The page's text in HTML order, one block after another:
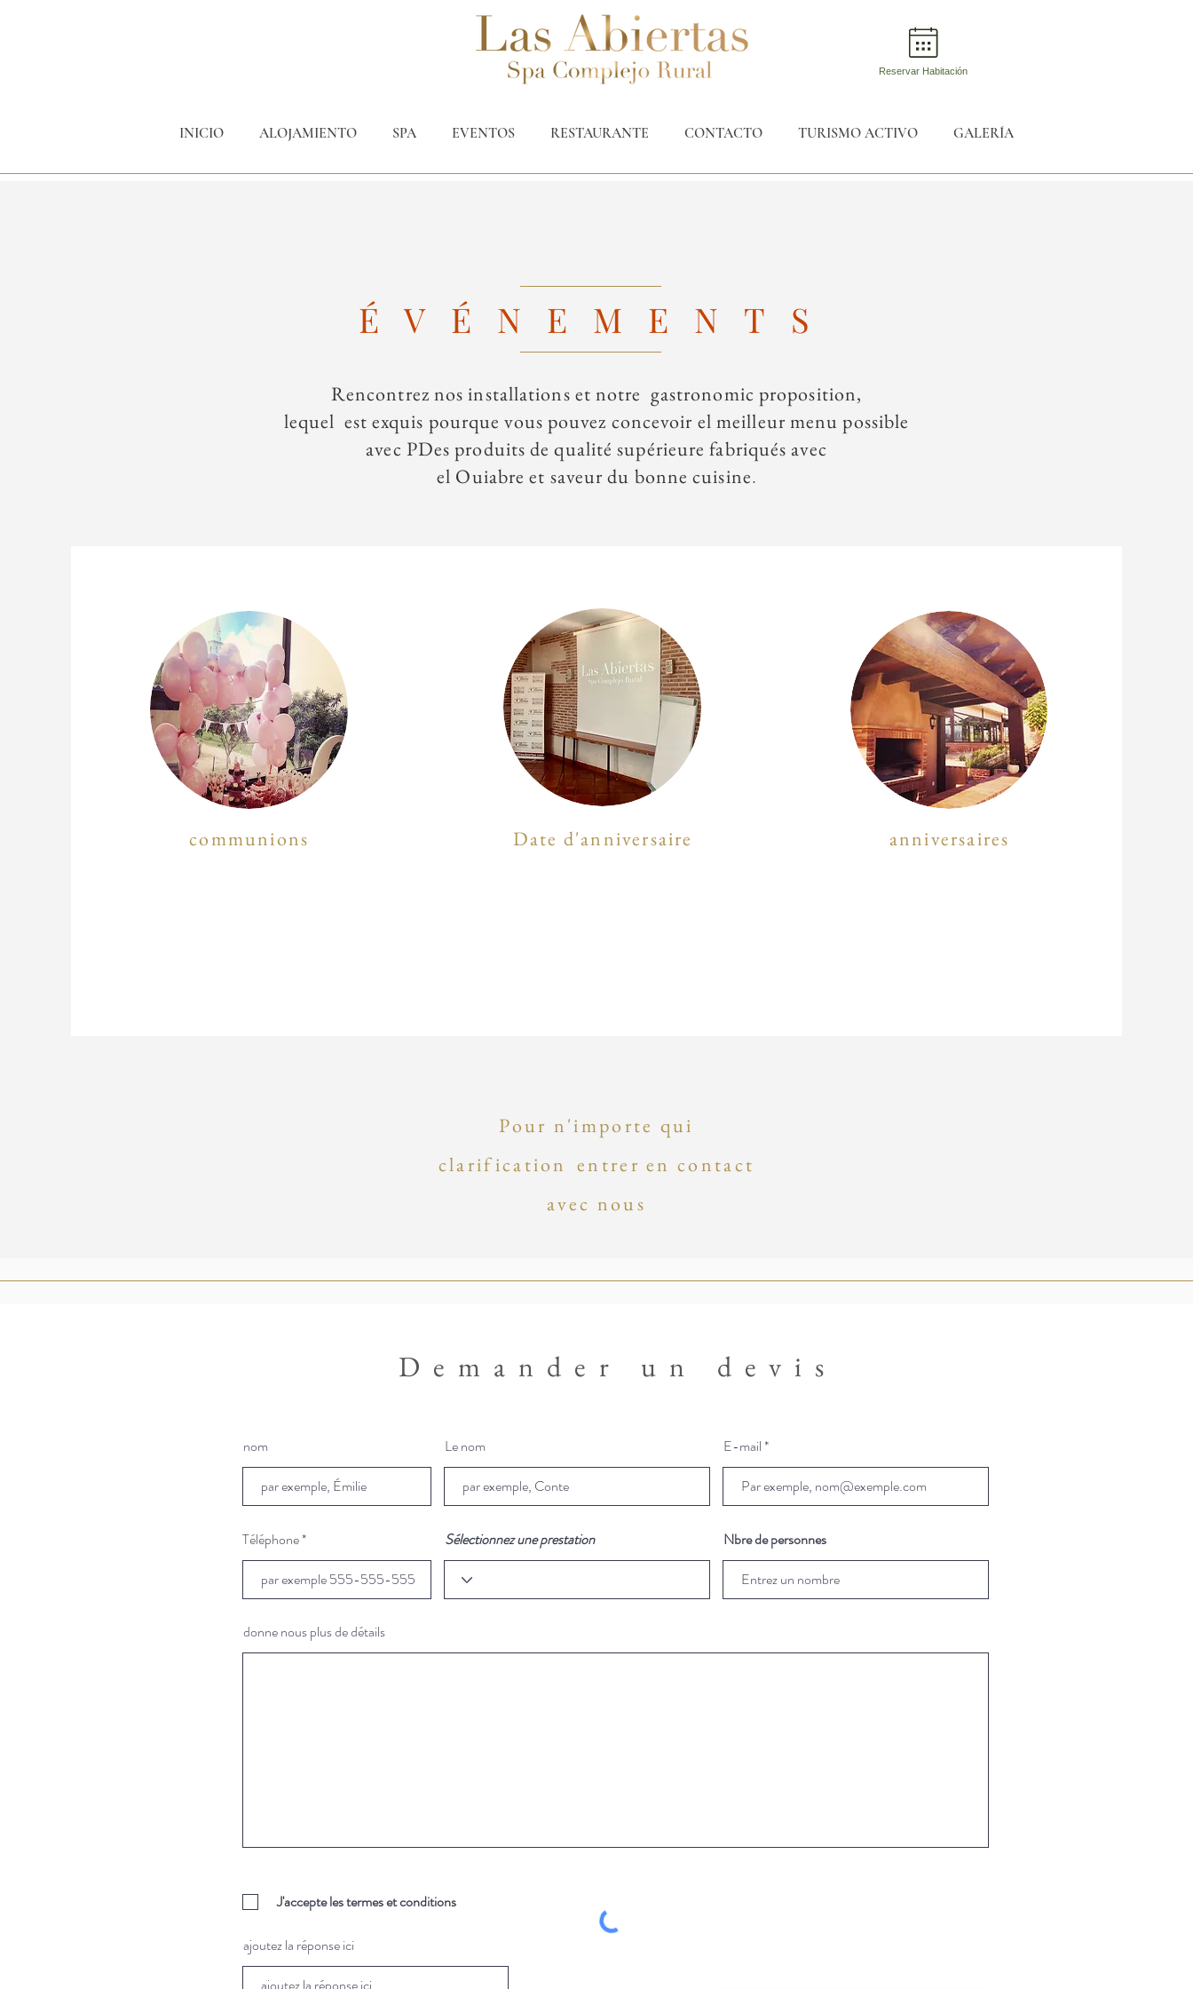
Reservar Habitación
INICIO ALOJAMIENTO SPA EVENTOS RESTAURANTE CONTACTO TURISMO ACTIVO GALERÍA
ÉVÉNEMENTS
Rencontrez nos installations et notre gastronomic proposition,
lequel est exquis pourque vous pouvez concevoir el meilleur menupossible
avec PDes produits de qualité supérieure fabriqués avec
el Ouiabre et saveur du bonne cuisine.
communions Date d'anniversaire anniversaires
Pour n'importe qui
clarification entrer en contact
avec nous
Demander un devis
nom Le nom E-mail
Téléphone Sélectionnez une prestation Nbre de personnes
donne nous plus de détails
J'accepte les termes et conditions
ajoutez la réponse ici